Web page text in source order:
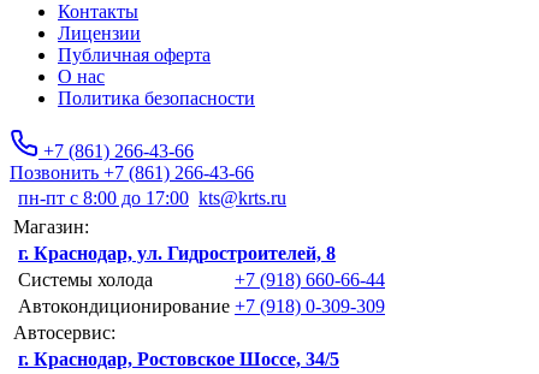
Контакты
Лицензии
Публичная оферта
О нас
Политика безопасности
+7 (861) 266-43-66
Позвонить +7 (861) 266-43-66
пн-пт с 8:00 до 17:00 kts@krts.ru
Магазин:
г. Краснодар, ул. Гидростроителей, 8
Системы холода
+7 (918) 660-66-44
Автокондиционирование +7 (918) 0-309-309
Автосервис:
г. Краснодар, Ростовское Шоссе, 34/5